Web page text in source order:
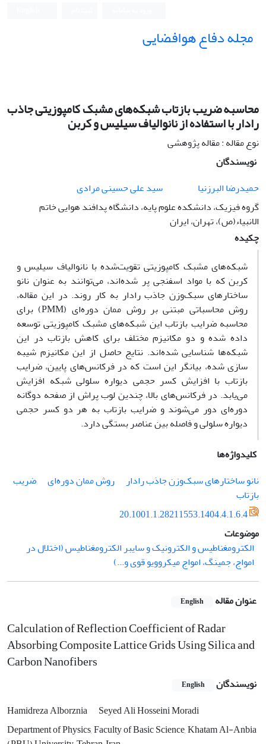
مجله دفاع هوافضایی
محاسبه ضریب بازتاب شبکه‌های مشبک کامپوزیتی جاذب
رادار با استفاده از نانوالیاف سیلیس و کربن
نوع مقاله : مقاله پژوهشی
نویسندگان
حمیدرضا البرزنیا
سید علی حسینی مرادی
گروه فیزیک، دانشکده علوم پایه، دانشگاه پدافند هوایی خاتم
الانبیاء(ص)، تهران، ایران
چکیده
شبکه‌های مشبک کامپوزیتی تقویت‌شده با نانوالیاف سیلیس و
کربن که با مواد اسفنجی پر شده‌اند، می‌توانند به عنوان نانو
ساختارهای سبک‌وزن جاذب رادار به کار روند. در این مقاله،
روش محاسباتی مبتنی بر روش ممان دوره‌ای (PMM) برای
محاسبه ضرایب بازتاب این شبکه‌های مشبک کامپوزیتی توسعه
داده شده و دو مکانیزم مختلف برای کاهش بازتاب در این
شبکه‌ها شناسایی شده‌اند. نتایج حاصل از این مکانیزم شیبه
سازی شده، بیانگر این است که در فرکانس‌های پایین، ضرایب
بازتاب با افزایش کسر حجمی دیواره سلولی شبکه افزایش
می‌یابد. در فرکانس‌های بالا، چندین لوب پراش از صفحه دوگانه
دوره‌ای دور می‌شوند و ضرایب بازتاب به هر دو کسر حجمی
دیواره سلولی و فاصله بین عناصر بستگی دارد.
کلیدواژه‌ها
نانو ساختارهای سبک‌وزن جاذب رادار
روش ممان دوره‌ای
ضریب
بازتاب
20.1001.1.28211553.1404.4.1.6.4
موضوعات
الکترومغناطیس و الکترونیک و سایبر الکترومغناطیس (اختلال در
امواج، جمینگ، امواج میکروویو قوی و...)
عنوان مقاله English
Calculation of Reflection Coefficient of Radar
Absorbing Composite Lattice Grids Using Silica and
Carbon Nanofibers
نویسندگان English
Hamidreza Alborznia
Seyed Ali Hosseini Moradi
Department of Physics, Faculty of Basic Science, Khatam Al-Anbia